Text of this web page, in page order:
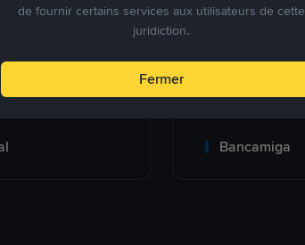
Venezuela
Bancamiga
de fournir certains services aux utilisateurs de cette
juridiction.
Fermer